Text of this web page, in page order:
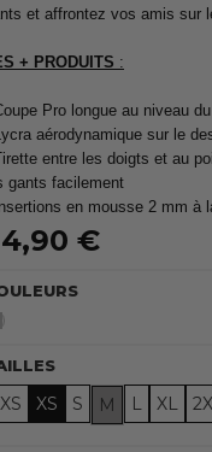
et affrontez vos amis sur
+ PRODUITS :
Pro longue au niveau
aérodynamique sur le
entre les doigts et au
gants facilement
en mousse 2 mm à
€
Blanc
XS S M L XL